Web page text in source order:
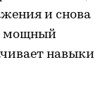
и снова
мощный
навыки